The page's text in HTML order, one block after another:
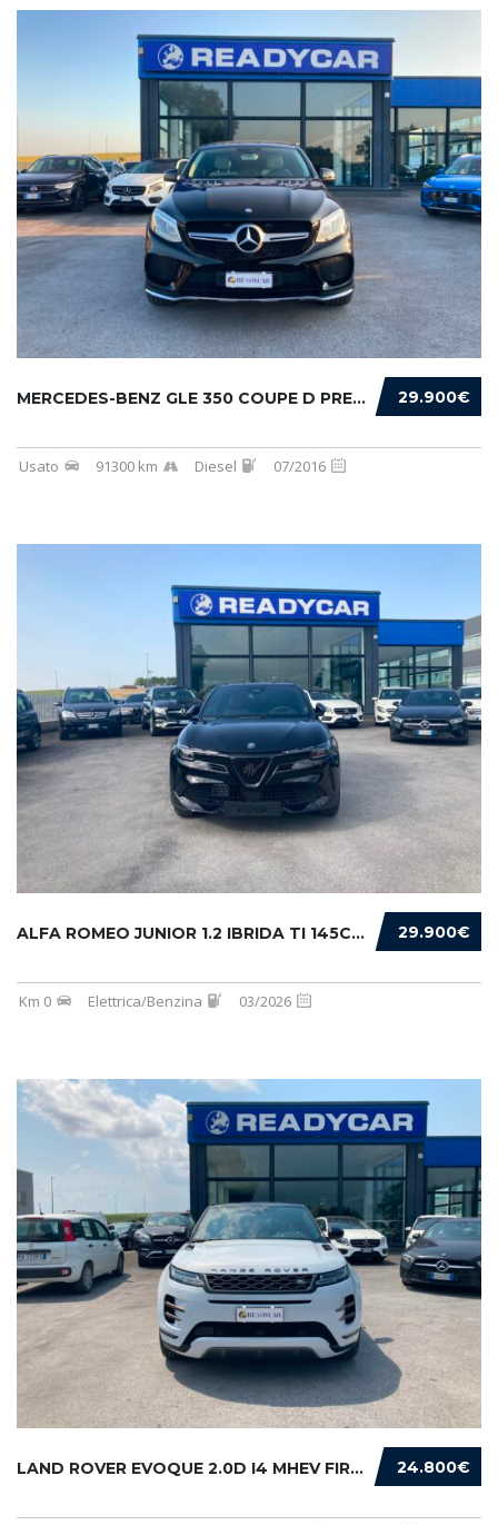
29.900€
MERCEDES-BENZ GLE 350 COUPE D PREMIUM 4MATIC...
Usato 91300 km Diesel 07/2016
29.900€
ALFA ROMEO JUNIOR 1.2 IBRIDA TI 145CV EDCT6
Km 0 Elettrica/Benzina 03/2026
24.800€
LAND ROVER EVOQUE 2.0D I4 MHEV FIRST EDITION...